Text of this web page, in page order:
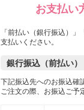
お支払い
「前払い（銀行振込）
支払いください。
銀行振込（前払い）
下記振込先へのお振込確
ご注文の際、お振込ご予